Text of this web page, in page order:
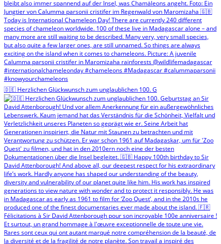
🇩🇪 Herzlichen Glückwunsch zum unglaublichen 100. G